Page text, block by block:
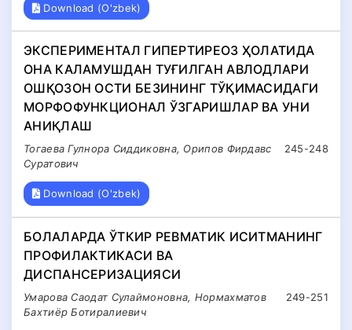
Download (O'zbek)
ЭКСПЕРИМЕНТАЛ ГИПЕРТИРЕОЗ ҲОЛАТИДА
ОНА КАЛАМУШДАН ТУҒИЛГАН АВЛОДЛАРИ
ОШҚОЗОН ОСТИ БЕЗИНИНГ ТЎҚИМАСИДАГИ
МОРФОФУНКЦИОНАЛ ЎЗГАРИШЛАР ВА УНИ
АНИҚЛАШ
245-248
Тогаева Гулнора Сиддиковна, Орипов Фирдавс
Суратович
Download (O'zbek)
БОЛАЛАРДА ЎТКИР РЕВМАТИК ИСИТМАНИНГ
ПРОФИЛАКТИКАСИ ВА
ДИСПАНСЕРИЗАЦИЯСИ
249-251
Умарова Саодат Сулаймоновна, Нормахматов
Бахтиёр Ботиралиевич